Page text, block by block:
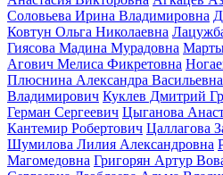
Соловьева Ирина Владимировна
Ковтун Ольга Николаевна
Гиясова Мадина Мурадовна
Агович Мелиса Фикретовна
Плюснина Александра Васильевна
Владимирович Куклев Дмитрий
Герман Сергеевич Цыганова
Кантемир Робертович Цаллагова
Шумилова Лилия Александровна
Магомедовна Григорян Артур